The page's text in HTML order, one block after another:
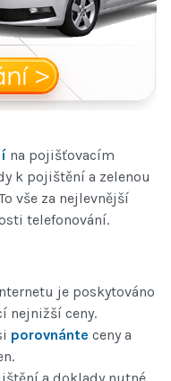
na pojišťovacím
k pojištění a zelenou
vše za nejlevnější
telefonování.
je poskytováno
nejnižší ceny.
porovnánte ceny a